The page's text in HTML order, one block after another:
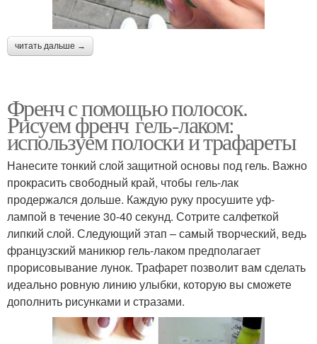
читать дальше →
Френч с помощью полосок.
Рисуем френч гель-лаком:
используем полоски и трафареты
Нанесите тонкий слой защитной основы под гель. Важно
прокрасить свободный край, чтобы гель-лак
продержался дольше. Каждую руку просушите уф-
лампой в течение 30-40 секунд. Сотрите салфеткой
липкий слой. Следующий этап – самый творческий, ведь
французский маникюр гель-лаком предполагает
прорисовывание лунок. Трафарет позволит вам сделать
идеально ровную линию улыбки, которую вы сможете
дополнить рисунками и стразами.